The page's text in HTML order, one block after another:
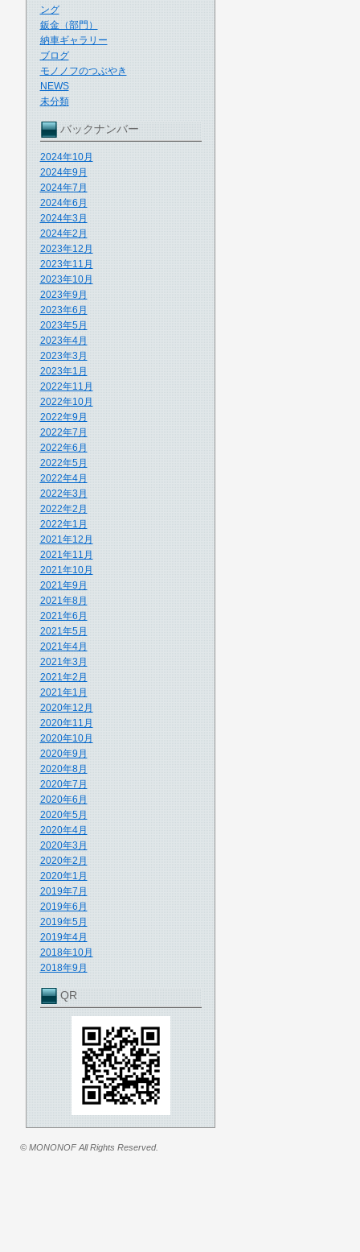
ング
鈑金（部門）
納車ギャラリー
ブログ
モノノフのつぶやき
NEWS
未分類
バックナンバー
2024年10月
2024年9月
2024年7月
2024年6月
2024年3月
2024年2月
2023年12月
2023年11月
2023年10月
2023年9月
2023年6月
2023年5月
2023年4月
2023年3月
2023年1月
2022年11月
2022年10月
2022年9月
2022年7月
2022年6月
2022年5月
2022年4月
2022年3月
2022年2月
2022年1月
2021年12月
2021年11月
2021年10月
2021年9月
2021年8月
2021年6月
2021年5月
2021年4月
2021年3月
2021年2月
2021年1月
2020年12月
2020年11月
2020年10月
2020年9月
2020年8月
2020年7月
2020年6月
2020年5月
2020年4月
2020年3月
2020年2月
2020年1月
2019年7月
2019年6月
2019年5月
2019年4月
2018年10月
2018年9月
QR
© MONONOF All Rights Reserved.